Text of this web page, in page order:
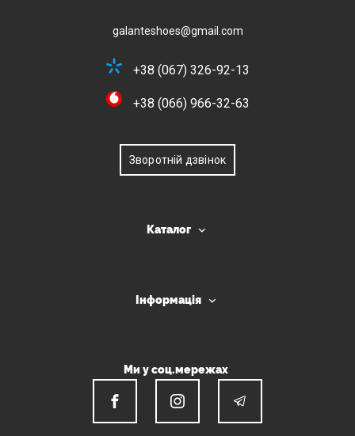
galanteshoes@gmail.com
+38 (067) 326-92-13
+38 (066) 966-32-63
Зворотній дзвінок
Каталог
Інформація
Ми у соц.мережах